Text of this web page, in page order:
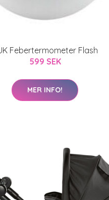
Febertermometer Flash
599 SEK
MER INFO!